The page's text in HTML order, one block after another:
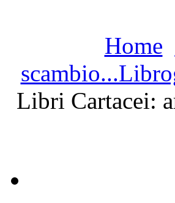
Home
Libri Cartacei: